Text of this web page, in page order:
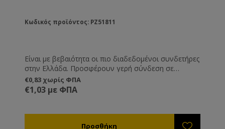
Κωδικός προϊόντος: PZ51811
Είναι με βεβαιότητα οι πιο διαδεδομένοι συνδετήρες
στην Ελλάδα. Προσφέρουν γερή σύνδεση σε
πατώματα, βάσεις και καπάκι, ενώ ρυθμίζονται σε
ύψος. Κατασκευασμένοι από γαλβανισμένο
σίδερο.Ελληνικής κατασκευής .Ιδανικοί για του
€0,83 χωρίς ΦΠΑ
€1,03 με ΦΠΑ